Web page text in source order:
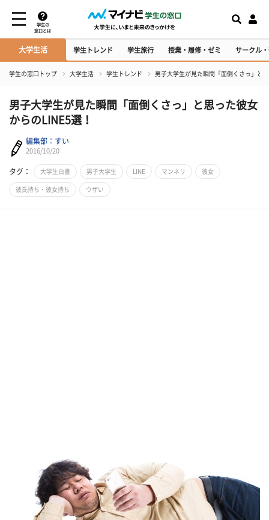
学生の
窓口とは
大学生活 学生トレンド 学生旅行 授業・履修・ゼミ サークル
学生の窓口トップ 大学生活 学生トレンド 男子大学生が見た瞬間「面倒くさっ」と
男子大学生が見た瞬間「面倒くさっ」と思った彼女
からのLINE5選！
編集部：すい
2016/10/20
タグ： 大学生白書 男子大学生 LINE マンネリ 彼女
彼氏持ち・彼女持ち ウザい